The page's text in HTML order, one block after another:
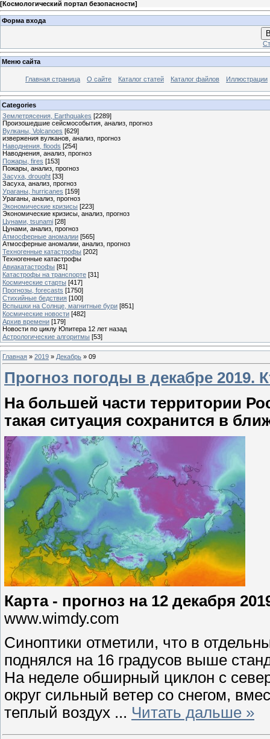
[Космологический портал безопасности]
Форма входа
Меню сайта
Главная страница О сайте Каталог статей Каталог файлов Иллюстрации
Categories
Землетрясения, Earthquakes [2289]
Произошедшие сейсмособытия, анализ, прогноз
Вулканы, Volcanoes [629]
извержения вулканов, анализ, прогноз
Наводнения, floods [254]
Наводнения, анализ, прогноз
Пожары, fires [153]
Пожары, анализ, прогноз
Засуха, drought [33]
Засуха, анализ, прогноз
Ураганы, hurricanes [159]
Ураганы, анализ, прогноз
Экономические кризисы [223]
Экономические кризисы, анализ, прогноз
Цунами, tsunami [28]
Цунами, анализ, прогноз
Атмосферные аномалии [565]
Атмосферные аномалии, анализ, прогноз
Техногенные катастрофы [202]
Техногенные катастрофы
Авиакатастрофы [81]
Катастрофы на транспорте [31]
Космические старты [417]
Прогнозы, forecasts [1750]
Стихийные бедствия [100]
Вспышки на Солнце, магнитные бури [851]
Космические новости [482]
Архив времени [179]
Новости по циклу Юпитера 12 лет назад
Астрологические алгоритмы [53]
Главная » 2019 » Декабрь » 09
Прогноз погоды в декабре 2019.
На большей части территории
такая ситуация сохранится в
Карта - прогноз на 12 декабря
www.wimdy.com
Синоптики отметили, что в
поднялся на 16 градусов выше
На неделе обширный циклон с
округ сильный ветер со снегом,
теплый воздух ... Читать дальше »